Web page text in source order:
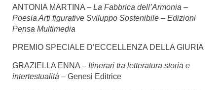
ANTONIA MARTINA – La Fabbrica dell’Armonia –
Poesia Arti figurative Sviluppo Sostenibile – Edizioni
Pensa Multimedia
PREMIO SPECIALE D’ECCELLENZA DELLA GIURIA
GRAZIELLA ENNA – Itinerari tra letteratura storia e
intertestualità – Genesi Editrice